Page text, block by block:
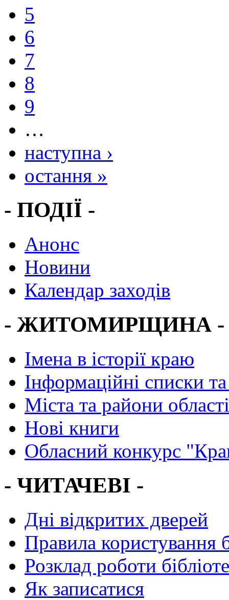
5
6
7
8
9
…
наступна ›
остання »
- ПОДІЇ -
Анонс
Новини
Календар заходів
- ЖИТОМИРЩИНА -
Імена в історії краю
Інформаційні списки
Міста та райони області
Нові книги
Обласний конкурс
- ЧИТАЧЕВІ -
Дні відкритих дверей
Правила користування
Розклад роботи
Як записатися